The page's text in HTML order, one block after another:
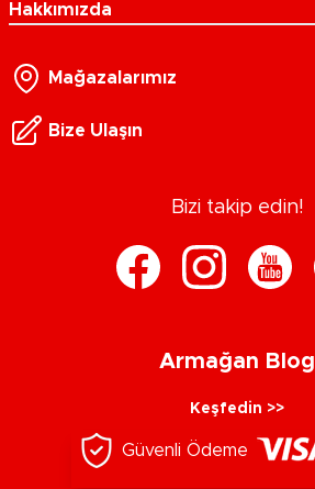
Hakkımızda
Mağazalarımız
Bize Ulaşın
Bizi takip edin!
Armağan Blog
Keşfedin >>
Güvenli Ödeme